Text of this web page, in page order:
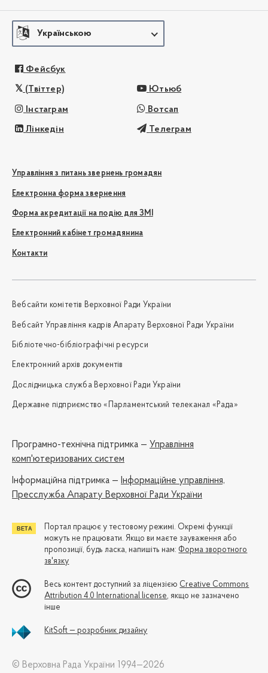
Українською
Фейсбук
(Твіттер) Ютьюб
Інстаграм Вотсап
Лінкедін Телеграм
Управління з питань звернень громадян
Електронна форма звернення
Форма акредитації на подію для ЗМІ
Електронний кабінет громадянина
Контакти
Вебсайти комітетів Верховної Ради України
Вебсайт Управління кадрів Апарату Верховної Ради України
Бібліотечно-бібліографічні ресурси
Електронний архів документів
Дослідницька служба Верховної Ради України
Державне підприємство «Парламентський телеканал «Рада»
Програмно-технічна підтримка — Управління
комп'ютеризованих систем
Iнформаційна підтримка — Інформаційне управління,
Пресслужба Апарату Верховної Ради України
Портал працює у тестовому режимі. Окремі функції
можуть не працювати. Якщо ви маєте зауваження або
пропозиції, будь ласка, напишіть нам: Форма зворотного
зв'язку
Весь контент доступний за ліцензією Creative Commons
Attribution 4.0 International license, якщо не зазначено
інше
KitSoft — розробник дизайну
© Верховна Рада України 1994—2026